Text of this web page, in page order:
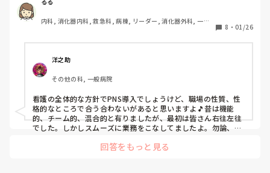
私は、そのPNSを廃止した病棟からまだPNSをやっている病
棟に9月に異動してきました。
じざるを得ませんでした。
色々な病棟に入院したことのある患者さんも、「(私が異動
する前の病棟の方が)新人が患者から見てもよく動けてた
よ」と言っていました。
現病棟はPNSだけれども、結局は忙しくて、新人の面倒を見
てられず、清潔ケアや単純に点滴を繋げてくるなど、簡単な
仕事しか新人にさせていませんでした。PNSを廃止した病棟
では、イベントは必ずと言っていいほど新人に担当させて、
ることがどんどん増えていったと思っています。
内科, 消化器内科, 救急科, 病棟, リーダー, 消化器外科, 一般
8 ・ 01/26
洋之助
その他の科, 一般病院
看護の全体的な方針でPNS導入でしょうけど、職場の性質、性
格的なところで合う合わないがあると思いますよ🎵昔は機能
的、チーム的、混合的と有りましたが、最初は皆さん右往左往
でした。しかしスムーズに業務をこなしてましたよ。勿論、指
と意見交換を行うべきと思いますよ🎵それに人手が足りないの
回答をもっと見る